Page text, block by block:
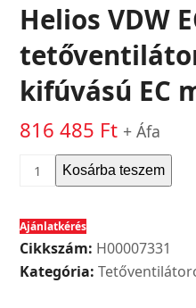
Helios VDW
kifúvású EC
816 485 Ft + Áfa
Helios
355
tip.
tetőventilátor
Kosárba teszem
Ajánlatkérés
Cikkszám: H00007331
Kategória: